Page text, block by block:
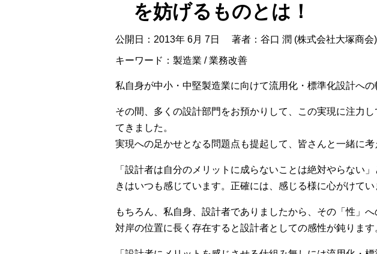
を妨げるものとは！
公開日：2013年 6月 7日 著者：谷口 潤 (株式会社大塚商会)
キーワード：製造業 / 業務改善
私自身が中小・中堅製造業に向けて流用化・標準化設計へ
その間、多くの設計部門をお預かりして、この実現に注力
てきました。
実現への足かせとなる問題点も提起して、皆さんと一緒に考
「設計者は自分のメリットに成らないことは絶対やらない
きはいつも感じています。正確には、感じる様に心がけてい
もちろん、私自身、設計者でありましたから、その「性」
対岸の位置に長く存在すると設計者としての感性が鈍ります